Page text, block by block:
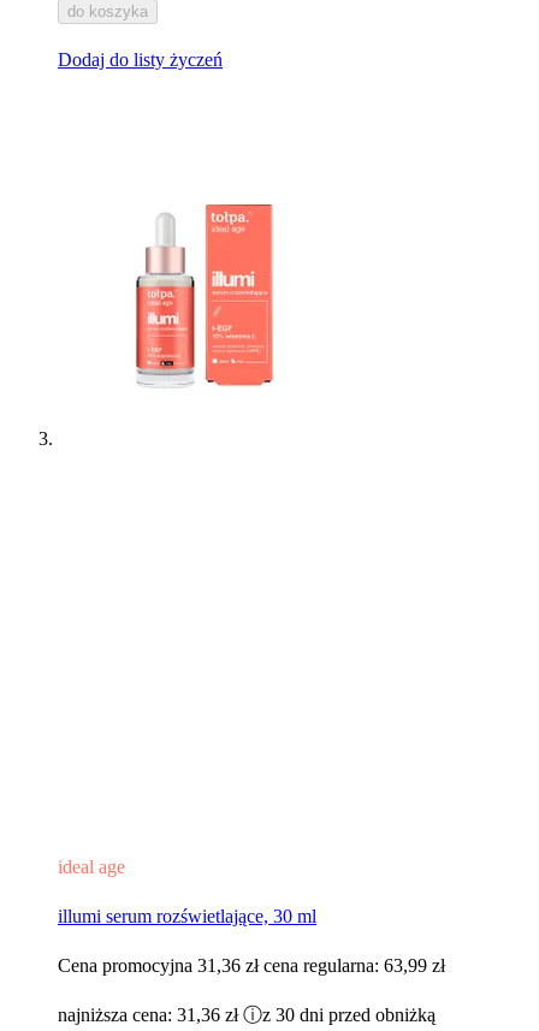
do koszyka
Dodaj do listy życzeń
ideal age
illumi serum rozświetlające, 30 ml
Cena promocyjna 31,36 zł cena regularna: 63,99 zł
najniższa cena: 31,36 zł ⓘz 30 dni przed obniżką